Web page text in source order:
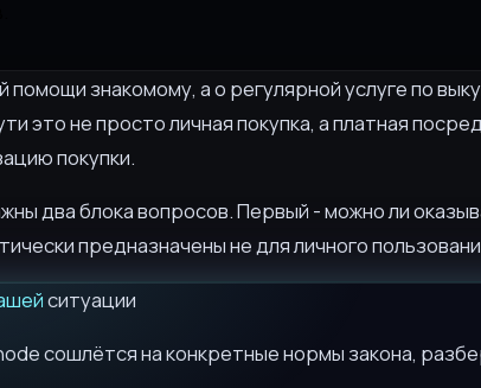
помощи знакомому, а о регулярной услуге по
это не просто личная покупка, а платная
покупки.
два блока вопросов. Первый - можно ли
предназначены не для личного
ситуации
сошлётся на конкретные нормы закона,